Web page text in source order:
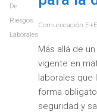
De
Riesgos
Laborales
Comunicación E+e
Más allá de
vigente en
laborales que
forma
seguridad y